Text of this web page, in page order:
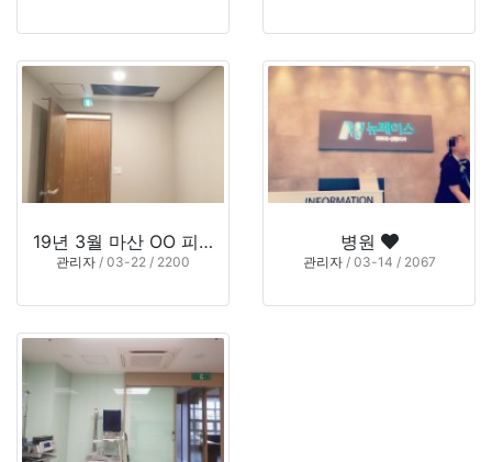
19년 3월 마산 OO 피부과
관리자 / 03-22 / 2200
병원
관리자/ 03-14 / 2067